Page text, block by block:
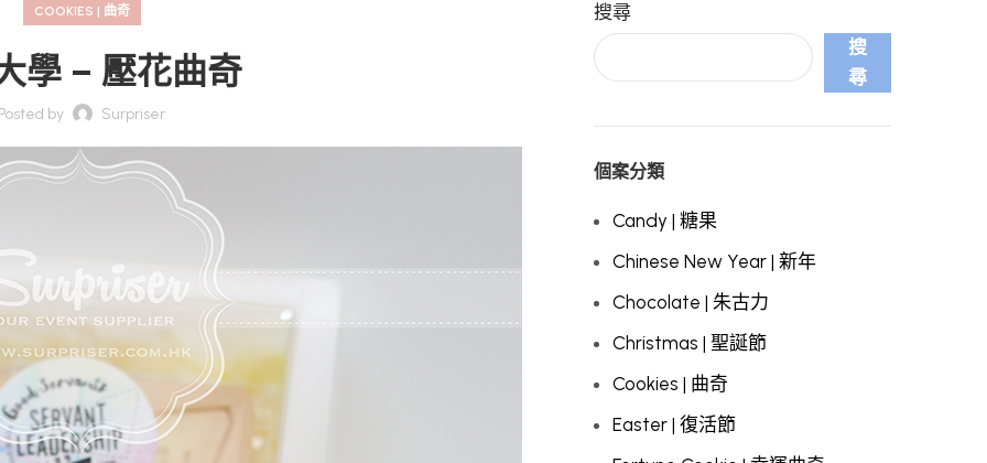
COOKIES | 曲奇
學 – 壓花曲奇
by Surpriser
搜尋
搜
尋
個案分類
Candy | 糖果
Chinese New Year | 新年
Chocolate | 朱古力
Christmas | 聖誕節
Cookies | 曲奇
Easter | 復活節